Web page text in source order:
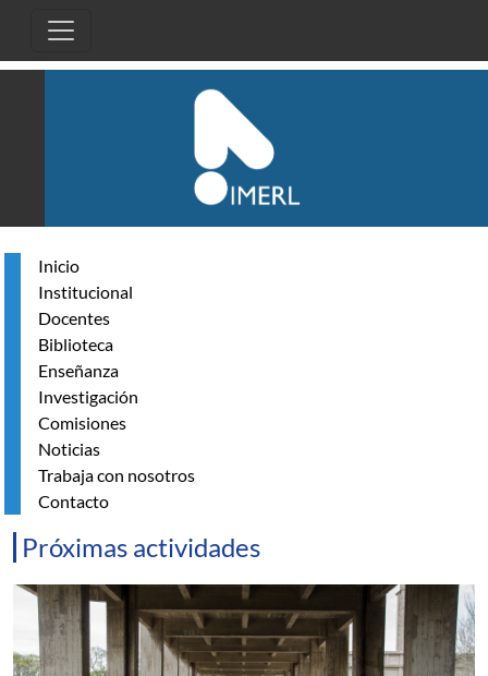
Inicio
Institucional
Docentes
Biblioteca
Enseñanza
Investigación
Comisiones
Noticias
Trabaja con nosotros
Contacto
Próximas actividades
Resumen